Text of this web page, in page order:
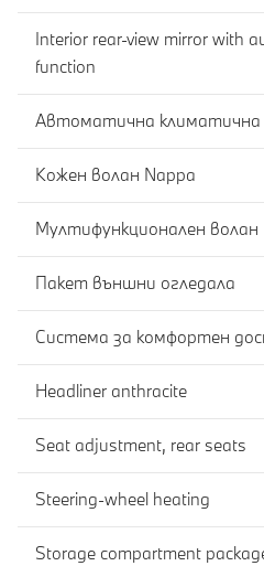
Interior rear-view mirror with
function
Автоматична климатична
Кожен волан Nappa
Мултифункционален волан
Пакет външни огледала
Система за комфортен
Headliner anthracite
Seat adjustment, rear seats
Steering-wheel heating
Storage compartment